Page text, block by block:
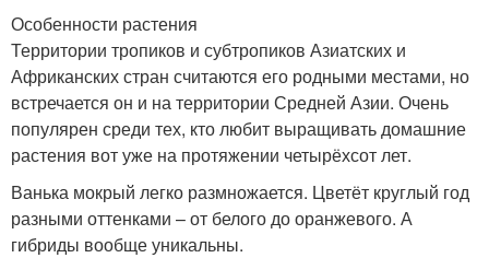
Особенности растения
Территории тропиков и субтропиков Азиатских и
Африканских стран считаются его родными местами, но
встречается он и на территории Средней Азии. Очень
популярен среди тех, кто любит выращивать домашние
растения вот уже на протяжении четырёхсот лет.
Ванька мокрый легко размножается. Цветёт круглый год
разными оттенками – от белого до оранжевого. А
гибриды вообще уникальны.